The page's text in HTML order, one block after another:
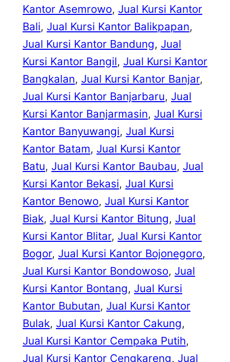
Kantor Asemrowo, Jual Kursi Kantor
Bali, Jual Kursi Kantor Balikpapan
Jual Kursi Kantor Bandung, Jual
Kursi Kantor Bangil, Jual Kursi Kantor
Bangkalan, Jual Kursi Kantor Banjar
Jual Kursi Kantor Banjarbaru, Jual
Kursi Kantor Banjarmasin, Jual Kursi
Kantor Banyuwangi, Jual Kursi
Kantor Batam, Jual Kursi Kantor
Batu, Jual Kursi Kantor Baubau, Jual
Kursi Kantor Bekasi, Jual Kursi
Kantor Benowo, Jual Kursi Kantor
Biak, Jual Kursi Kantor Bitung, Jual
Kursi Kantor Blitar, Jual Kursi Kantor
Bogor, Jual Kursi Kantor Bojonegoro
Jual Kursi Kantor Bondowoso, Jual
Kursi Kantor Bontang, Jual Kursi
Kantor Bubutan, Jual Kursi Kantor
Bulak, Jual Kursi Kantor Cakung
Jual Kursi Kantor Cempaka Putih
Jual Kursi Kantor Cengkareng, Jual